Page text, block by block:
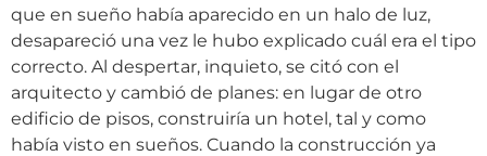
que en sueño había aparecido en un halo de luz,
desapareció una vez le hubo explicado cuál era el tipo
correcto. Al despertar, inquieto, se citó con el
arquitecto y cambió de planes: en lugar de otro
edificio de pisos, construiría un hotel, tal y como
había visto en sueños. Cuando la construcción ya